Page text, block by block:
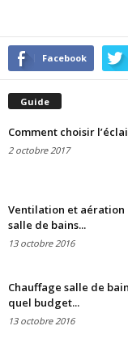
Facebook
Guide
Comment choisir
2 octobre 2017
Ventilation et aération
salle de bains...
13 octobre 2016
Chauffage salle de
quel budget...
13 octobre 2016